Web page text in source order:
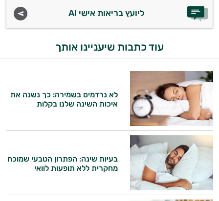
טיפוח
ליועץ בריאות אישי AI
עוד כתבות שיעניינו אותך
לא נרדמים בשמירה: כך נשנה את
איכות השינה שלנו בקלות
בעיות שינה: הפתרון הטבעי שמוכח
מחקרית ללא תופעות לוואי
היי,
אני יועץ הבריאות האישי AI של טבע בריא.
התשובות שלי מבוססות על מאגרי מידע קליניים